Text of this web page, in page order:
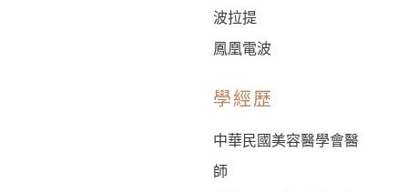
波拉提
鳳凰電波
學經歷
中華民國美容醫學會醫
師